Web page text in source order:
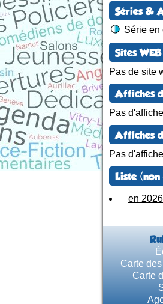
Séries &
Série en
Sites
Pas de site
Affiches
Pas
Affiches
Pas
Liste
en 2026
Carte
Carte